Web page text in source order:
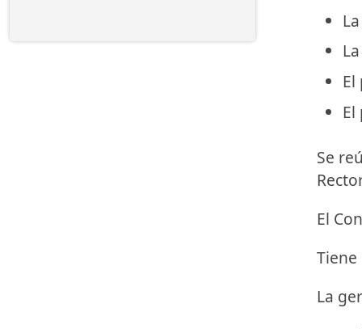
El
El
Se
El
La